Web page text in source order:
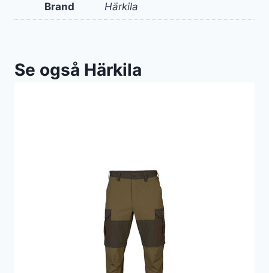
Brand Härkila
Se også Härkila